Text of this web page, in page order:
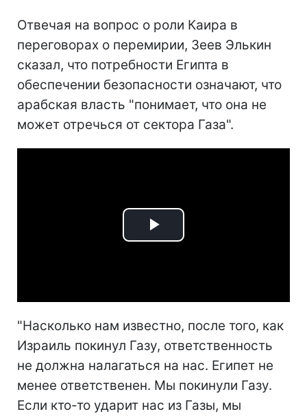
Отвечая на вопрос о роли Каира в
переговорах о перемирии, Зеев Элькин
сказал, что потребности Египта в
обеспечении безопасности означают, что
арабская власть "понимает, что она не
может отречься от сектора Газа".
Play
"Насколько нам известно, после того, как
Израиль покинул Газу, ответственность
не должна налагаться на нас. Египет не
менее ответственен. Мы покинули Газу.
Если кто-то ударит нас из Газы, мы